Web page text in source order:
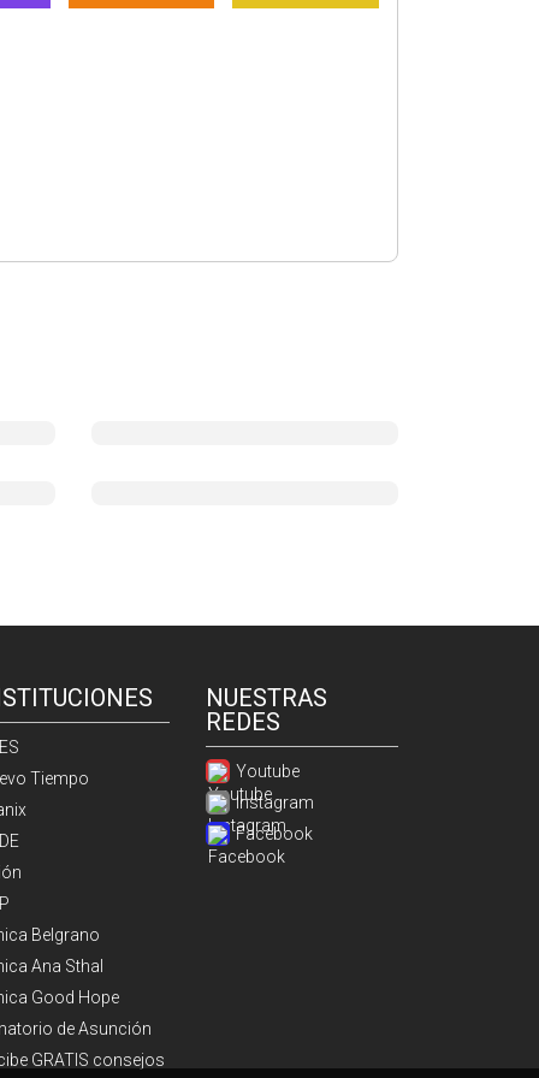
Tiempo
Belgrano
Ana Sthal
Good Hope
de Asunción
GRATIS consejos
NUESTRAS
REDES
Youtube
Instagram
Facebook